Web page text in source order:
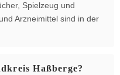
Spielzeug und
Arzneimittel sind in der
Haßberge?